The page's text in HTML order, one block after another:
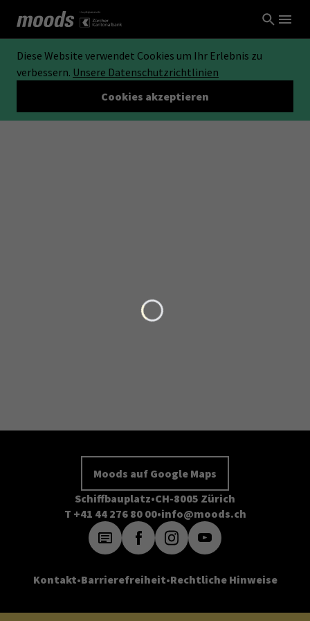
Diese Website verwendet Cookies um Ihr Erlebnis zu
verbessern. Unsere Datenschutzrichtlinien
Cookies akzeptieren
Moods auf Google Maps
Schiffbauplatz CH-8005 Zürich
T +41 44 276 80 00 info@moods.ch
Kontakt Barrierefreiheit Rechtliche Hinweise